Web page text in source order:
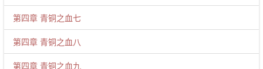
第四章 青铜之血七
第四章 青铜之血八
第四章 青铜之血九